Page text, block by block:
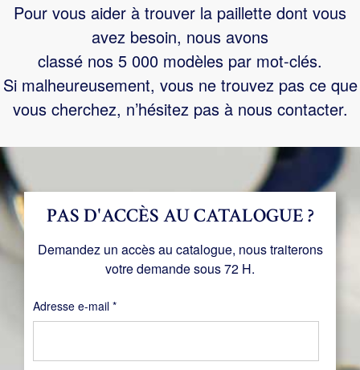
Pour vous aider à trouver la paillette dont vous
avez besoin, nous avons
classé nos 5 000 modèles par mot-clés.
Si malheureusement, vous ne trouvez pas ce que
vous cherchez, n’hésitez pas à nous contacter.
PAS D'ACCÈS AU CATALOGUE ?
Demandez un accès au catalogue, nous traiterons
votre demande sous 72 H.
Adresse e-mail *Obligatoire